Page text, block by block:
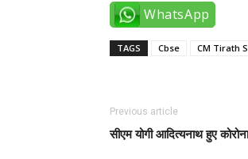
WhatsApp
TAGS Cbse CM Tirath
Previous article
सीएम योगी आदित्यनाथ हुए